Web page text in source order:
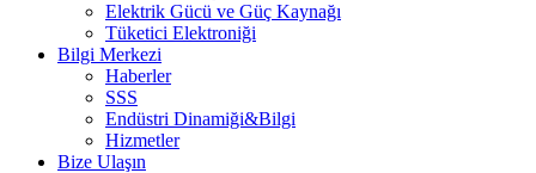
Elektrik Gücü ve Güç Kaynağı
Tüketici Elektroniği
Bilgi Merkezi
Haberler
SSS
Endüstri Dinamiği&Bilgi
Hizmetler
Bize Ulaşın